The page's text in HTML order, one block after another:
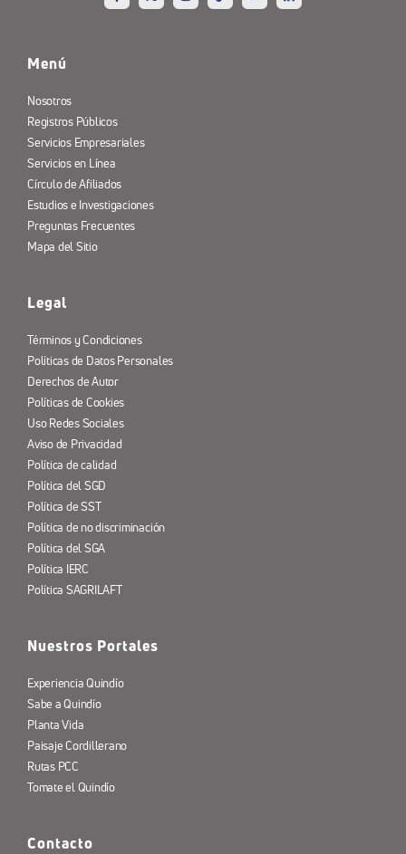
Menú
Nosotros
Registros Públicos
Servicios Empresariales
Servicios en Línea
Círculo de Afiliados
Estudios e Investigaciones
Preguntas Frecuentes
Mapa del Sitio
Legal
Términos y Condiciones
Políticas de Datos Personales
Derechos de Autor
Políticas de Cookies
Uso Redes Sociales
Aviso de Privacidad
Política de calidad
Política del SGD
Política de SST
Política de no discriminación
Política del SGA
Política IERC
Política SAGRILAFT
Nuestros Portales
Experiencia Quindío
Sabe a Quindío
Planta Vida
Paisaje Cordillerano
Rutas PCC
Tomate el Quindío
Contacto